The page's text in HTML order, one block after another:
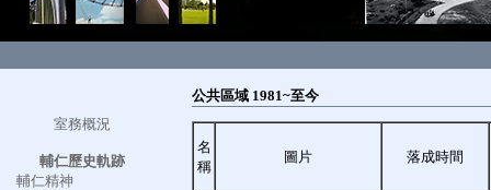
室務概況
輔仁歷史軌跡
輔仁精神
公共區域 1981~至今
名
稱
圖片 落成時間